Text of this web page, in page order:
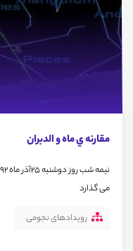
مقارنه ي ماه و الدبران
می گذارد
رویدادهای نجومی